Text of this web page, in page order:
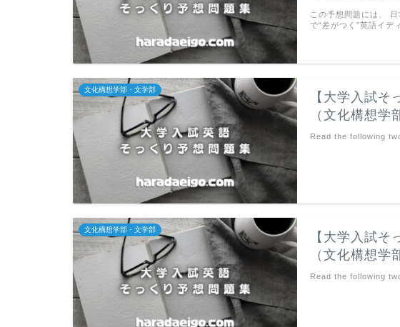
この予想問題には、
で“差がつく”英語イデ
文化構想学部・文学部
【大学入試
（文化構想
Read the following
文化構想学部・文学部
【大学入試
（文化構想
Read the following